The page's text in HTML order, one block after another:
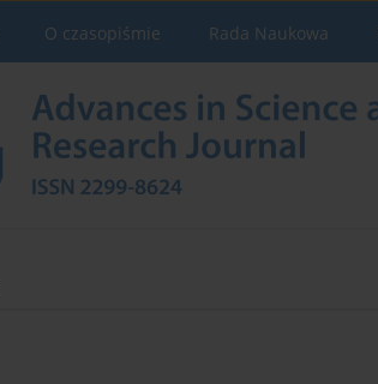
O czasopiśmie Rada Naukowa